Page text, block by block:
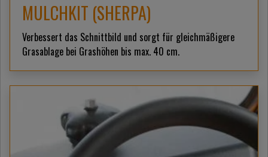
MULCHKIT (SHERPA)
Verbessert das Schnittbild und sorgt für gleichmäßigere
Grasablage bei Grashöhen bis max. 40 cm.